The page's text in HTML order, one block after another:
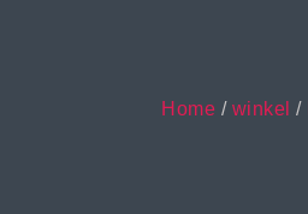
Home / winkel /